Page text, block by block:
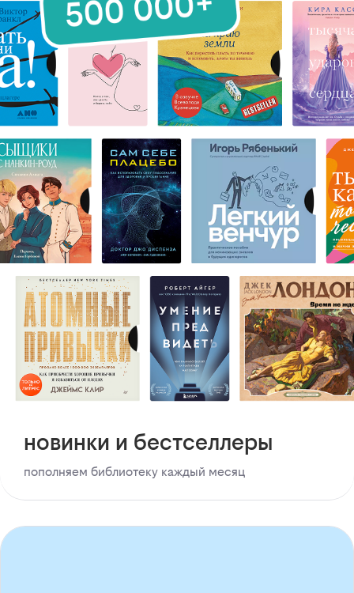
новинки и бестселлеры
пополняем библиотеку каждый месяц